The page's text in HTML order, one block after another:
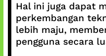
Hal ini juga dapat
perkembangan
lebih maju,
pengguna secara